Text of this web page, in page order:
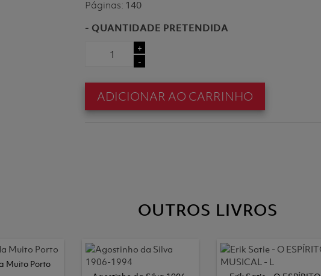
Páginas: 140
- QUANTIDADE PRETENDIDA
+
-
ADICIONAR AO CARRINHO
OUTROS LIVROS
Muito Porto